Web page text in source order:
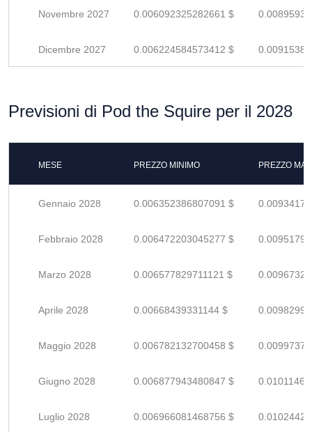
Novembre 2027 0.006092325282661 $
Dicembre 2027 0.006224584573412 $
Previsioni di Pod the Squire per il 2028
MESE PREZZO MINIMO PREZZO
Gennaio 2028 0.006352386807091 $
Febbraio 2028 0.006472203045277 $
Marzo 2028 0.006577829711121 $
Aprile 2028 0.00668439331144 $
Maggio 2028 0.006782132700458 $
Giugno 2028 0.006877943480847 $
Luglio 2028 0.006966081468756 $